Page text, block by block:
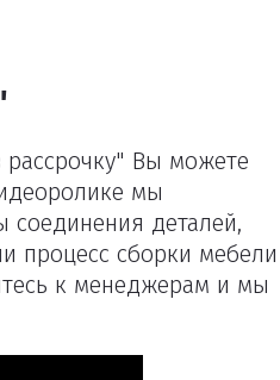
рассрочку" Вы можете
мы
соединения деталей,
процесс сборки мебели
к менеджерам и мы